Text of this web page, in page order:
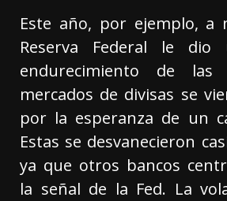
Este año, por ejemplo, a
Reserva Federal le
endurecimiento de las
mercados de divisas se
por la esperanza de un
Estas se desvanecieron
ya que otros bancos
la señal de la Fed. La